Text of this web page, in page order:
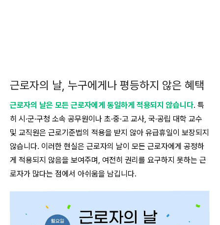
근로자의 날, 누구에게나 평등하지 않은 혜택
근로자의 날은 모든 근로자에게 동일하게 적용되지 않습니다. 특
히 시·군·구청 소속 공무원이나 초·중·고 교사, 국·공립 대학 교수
및 교직원은 근로기준법의 적용을 받지 않아 유급휴일이 보장되지
않습니다. 이러한 현실은 근로자의 날이 모든 근로자에게 공정하
게 적용되지 않음을 보여주며, 여전히 권리를 요구하지 못하는 근
로자가 많다는 점에서 아쉬움을 남깁니다.